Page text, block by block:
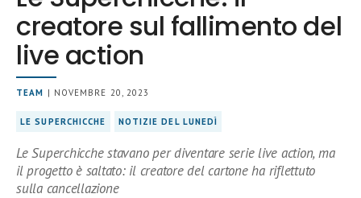
creatore sul fallimento del
live action
TEAM | NOVEMBRE 20, 2023
LE SUPERCHICCHE NOTIZIE DEL LUNEDÌ
Le Superchicche stavano per diventare serie live action, ma
il progetto è saltato: il creatore del cartone ha riflettuto
sulla cancellazione